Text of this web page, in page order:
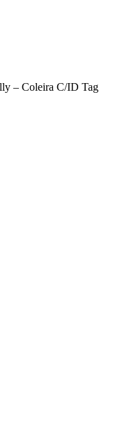
– Coleira C/ID Tag